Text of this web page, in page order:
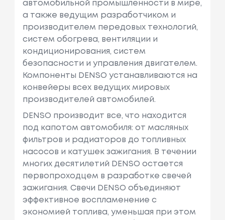
автомобильной промышленности в мире,
а также ведущим разработчиком и
производителем передовых технологий,
систем обогрева, вентиляции и
кондиционирования, систем
безопасности и управления двигателем.
Компоненты DENSO устанавливаются на
конвейеры всех ведущих мировых
производителей автомобилей.
DENSO производит все, что находится
под капотом автомобиля: от масляных
фильтров и радиаторов до топливных
насосов и катушек зажигания. В течении
многих десятилетий DENSO остается
первопроходцем в разработке свечей
зажигания. Свечи DENSO объединяют
эффективное воспламенение с
экономией топлива, уменьшая при этом